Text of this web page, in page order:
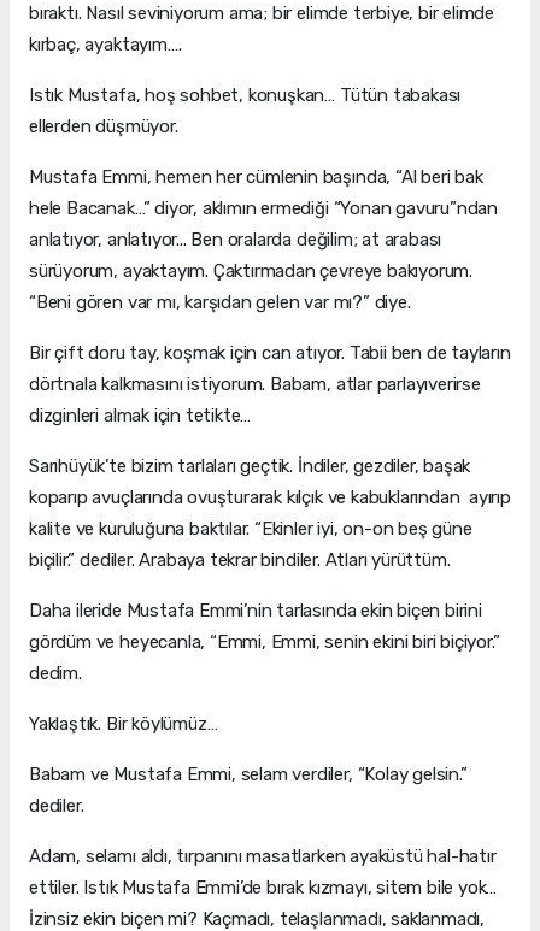
bıraktı. Nasıl seviniyorum ama; bir elimde terbiye, bir elimde
kırbaç, ayaktayım….
Istık Mustafa, hoş sohbet, konuşkan… Tütün tabakası
ellerden düşmüyor.
Mustafa Emmi, hemen her cümlenin başında, “Al beri bak
hele Bacanak…” diyor, aklımın ermediği “Yonan gavuru”ndan
anlatıyor, anlatıyor... Ben oralarda değilim; at arabası
sürüyorum, ayaktayım. Çaktırmadan çevreye bakıyorum.
“Beni gören var mı, karşıdan gelen var mı?” diye.
Bir çift doru tay, koşmak için can atıyor. Tabii ben de tayların
dörtnala kalkmasını istiyorum. Babam, atlar parlayıverirse
dizginleri almak için tetikte…
Sarıhüyük’te bizim tarlaları geçtik. İndiler, gezdiler, başak
koparıp avuçlarında ovuşturarak kılçık ve kabuklarından ayırıp
kalite ve kuruluğuna baktılar. “Ekinler iyi, on-on beş güne
biçilir.” dediler. Arabaya tekrar bindiler. Atları yürüttüm.
Daha ileride Mustafa Emmi’nin tarlasında ekin biçen birini
gördüm ve heyecanla, “Emmi, Emmi, senin ekini biri biçiyor.”
dedim.
Yaklaştık. Bir köylümüz…
Babam ve Mustafa Emmi, selam verdiler, “Kolay gelsin.”
dediler.
Adam, selamı aldı, tırpanını masatlarken ayaküstü hal-hatır
ettiler. Istık Mustafa Emmi’de bırak kızmayı, sitem bile yok…
İzinsiz ekin biçen mi? Kaçmadı, telaşlanmadı, saklanmadı,